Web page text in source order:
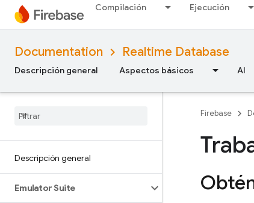
Compilación Ejecución
Documentation Realtime Database
Descripción general Aspectos básicos AI
Descripción general
Emulator Suite
Firebase